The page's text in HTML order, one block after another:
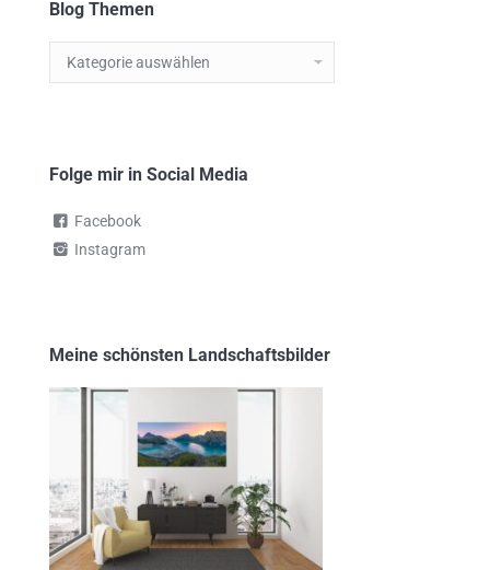
Blog Themen
Blog
Themen
Folge mir in Social Media
Facebook
Instagram
Meine schönsten Landschaftsbilder